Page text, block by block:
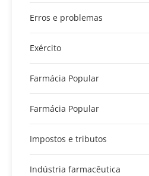
Erros e problemas
Exército
Farmácia Popular
Farmácia Popular
Impostos e tributos
Indústria farmacêutica